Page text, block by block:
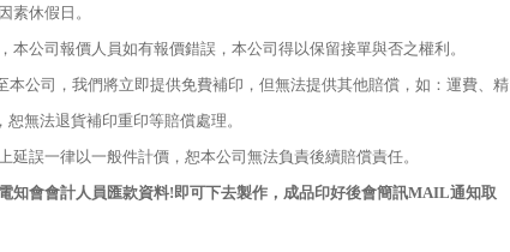
素休假日。
公司報價人員如有報價錯誤，本公司得以保留接單與否之權利。
本公司，我們將立即提供免費補印，但無法提供其他賠償，如：運費、精
無法退貨補印重印等賠償處理。
誤一律以一般件計價，恕本公司無法負責後續賠償責任。
知會會計人員匯款資料!即可下去製作，成品印好後會簡訊MAIL通知取